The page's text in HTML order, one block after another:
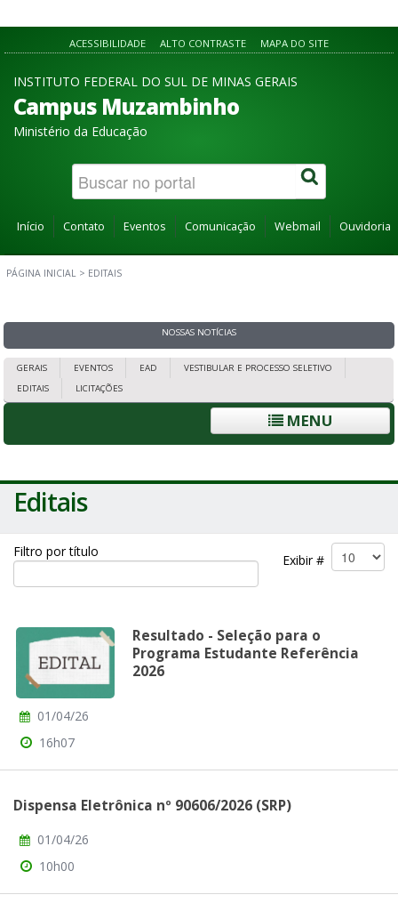
ACESSIBILIDADE ALTO CONTRASTE MAPA DO SITE
INSTITUTO FEDERAL DO SUL DE MINAS GERAIS
Campus Muzambinho
Ministério da Educação
Início Contato Eventos Comunicação Webmail Ouvidoria
PÁGINA INICIAL > EDITAIS
NOSSAS NOTÍCIAS
GERAIS EVENTOS EAD
VESTIBULAR E PROCESSO SELETIVO
EDITAIS
LICITAÇÕES
MENU
Editais
Filtro por título
Exibir #
Resultado - Seleção para o
Programa Estudante Referência
2026
01/04/26
16h07
Dispensa Eletrônica nº 90606/2026 (SRP)
01/04/26
10h00